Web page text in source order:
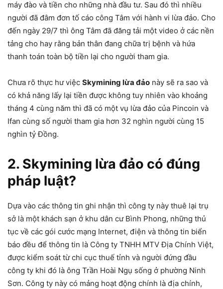
máy đào và tiền cho những nhà đầu tư. Sau đó thì nhiều
người đã đâm đơn tố cáo công Tâm với hành vi lừa đảo. Cho
đến ngày 29/7 thì ông Tâm đã đăng tải một video ở các nền
tảng cho hay rằng bản thân đang chữa trị bệnh và hứa
thanh toán toàn bộ tiền lại cho người tham gia.
Chưa rõ thực hư việc Skymining lừa đảo này sẽ ra sao và
có khả năng lấy lại tiền được không tuy nhiên vào khoảng
tháng 4 cùng năm thì đã có một vụ lừa đảo của Pincoin và
Ifan cùng số người tham gia hơn 32 nghìn người cùng 15
nghìn tỷ Đồng.
2. Skymining lừa đảo có đúng
pháp luật?
Dựa vào các thông tin ghi nhận thì công ty này thuê lại trụ
sở là một khách sạn ở khu dân cư Bình Phong, những thủ
tục về các gói cước mạng Internet, điện và thông tin biển
báo đều để thông tin là Công ty TNHH MTV Địa Chính Việt,
được kiểm soát từ chi cục thuế tỉnh và người đứng đầu
công ty khi đó là ông Trần Hoài Ngụ sống ở phường Ninh
Sơn. Công ty này có mảng hoạt động chính là địa chính,